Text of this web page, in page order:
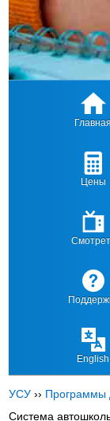
Главная
Цены
English
УСУ ›› Программы
Система